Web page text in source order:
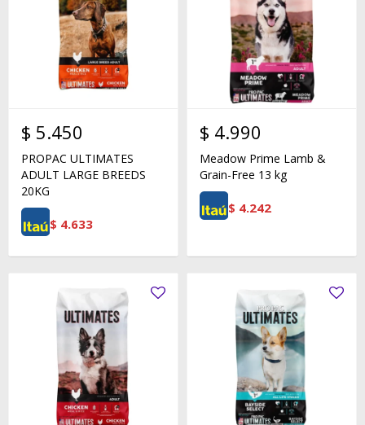
$ 5.450
PROPAC ULTIMATES
ADULT LARGE BREEDS
20KG
$ 4.633
$ 4.990
Meadow Prime Lamb &
Grain-Free 13 kg
$ 4.242